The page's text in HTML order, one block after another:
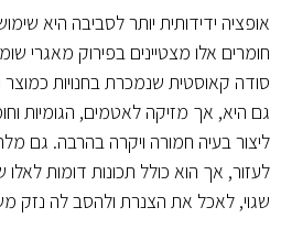
אופציה ידידותית יותר לסביבה היא
חומרים אלו מצטיינים בפירוק מאגרי
סודה קאוסטית שנמכרת בחנויות
גם היא, אך מזיקה לאטמים, הגומיות
ליצור בעיה חמורה ויקרה בהרבה. גם
לעזור, אך הוא כולל תכונות דומות
שגוי, לאכל את הצנרת ולהסב לה נזק